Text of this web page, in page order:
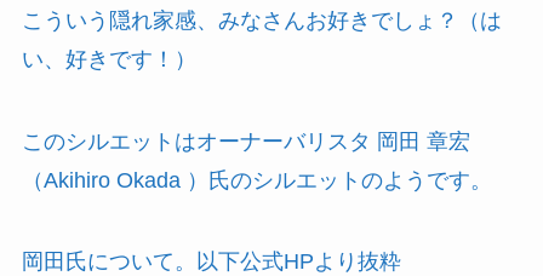
こういう隠れ家感、みなさんお好きでしょ？（は
い、好きです！）
このシルエットはオーナーバリスタ 岡田 章宏
（Akihiro Okada ）氏のシルエットのようです。
岡田氏について。以下公式HPより抜粋